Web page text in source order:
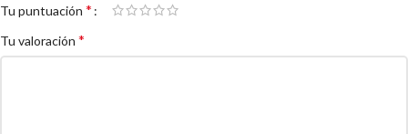
Tu puntuación *
Tu valoración *